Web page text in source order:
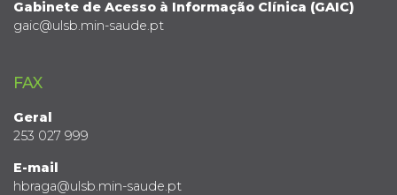
Gabinete de Acesso à Informação Clínica (GAIC)
gaic@ulsb.min-saude.pt
FAX
Geral
253 027 999
E-mail
hbraga@ulsb.min-saude.pt